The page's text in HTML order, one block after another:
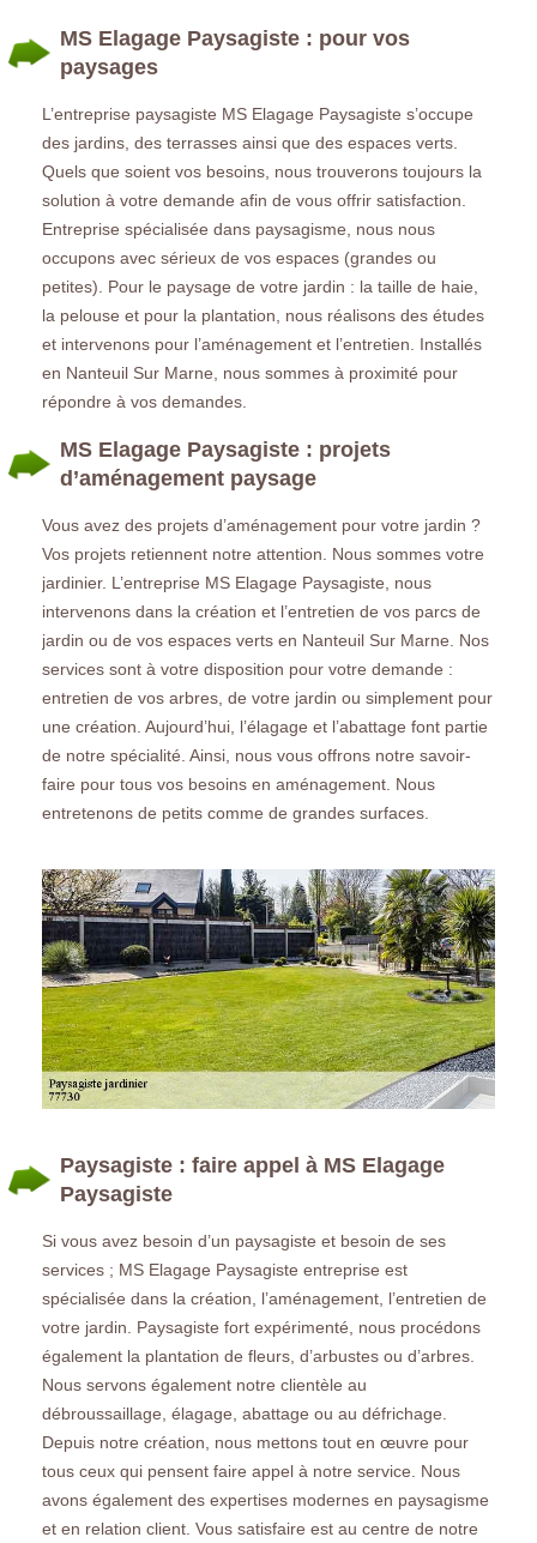
MS Elagage Paysagiste : pour vos
paysages
L’entreprise paysagiste MS Elagage Paysagiste s’occupe
des jardins, des terrasses ainsi que des espaces verts.
Quels que soient vos besoins, nous trouverons toujours la
solution à votre demande afin de vous offrir satisfaction.
Entreprise spécialisée dans paysagisme, nous nous
occupons avec sérieux de vos espaces (grandes ou
petites). Pour le paysage de votre jardin : la taille de haie,
la pelouse et pour la plantation, nous réalisons des études
et intervenons pour l’aménagement et l’entretien. Installés
en Nanteuil Sur Marne, nous sommes à proximité pour
répondre à vos demandes.
MS Elagage Paysagiste : projets
d’aménagement paysage
Vous avez des projets d’aménagement pour votre jardin ?
Vos projets retiennent notre attention. Nous sommes votre
jardinier. L’entreprise MS Elagage Paysagiste, nous
intervenons dans la création et l’entretien de vos parcs de
jardin ou de vos espaces verts en Nanteuil Sur Marne. Nos
services sont à votre disposition pour votre demande :
entretien de vos arbres, de votre jardin ou simplement pour
une création. Aujourd’hui, l’élagage et l’abattage font partie
de notre spécialité. Ainsi, nous vous offrons notre savoir-
faire pour tous vos besoins en aménagement. Nous
entretenons de petits comme de grandes surfaces.
Paysagiste : faire appel à MS Elagage
Paysagiste
Si vous avez besoin d’un paysagiste et besoin de ses
services ; MS Elagage Paysagiste entreprise est
spécialisée dans la création, l’aménagement, l’entretien de
votre jardin. Paysagiste fort expérimenté, nous procédons
également la plantation de fleurs, d’arbustes ou d’arbres.
Nous servons également notre clientèle au
débroussaillage, élagage, abattage ou au défrichage.
Depuis notre création, nous mettons tout en œuvre pour
tous ceux qui pensent faire appel à notre service. Nous
avons également des expertises modernes en paysagisme
et en relation client. Vous satisfaire est au centre de notre